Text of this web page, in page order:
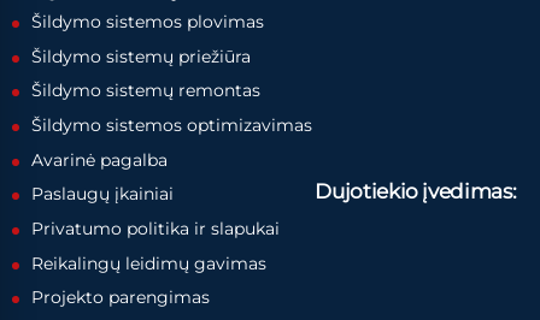
Šildymo sistemos plovimas
Šildymo sistemų priežiūra
Šildymo sistemų remontas
Šildymo sistemos optimizavimas
Avarinė pagalba
Paslaugų įkainiai
Privatumo politika ir slapukai
Dujotiekio įvedimas:
Reikalingų leidimų gavimas
Projekto parengimas